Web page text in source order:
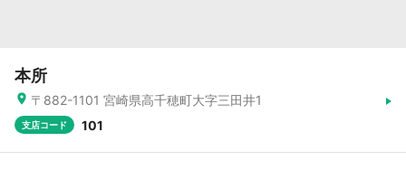
本所
〒882-1101 宮崎県高千穂町大字三田井1
支店コード 101